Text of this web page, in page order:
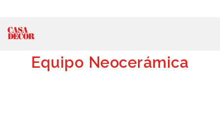
Equipo Neocerámica